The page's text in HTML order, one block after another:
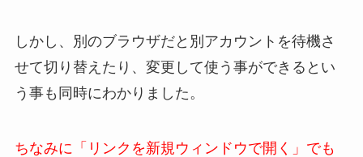
しかし、別のブラウザだと別アカウントを待機さ
せて切り替えたり、変更して使う事ができるとい
う事も同時にわかりました。
ちなみに「リンクを新規ウィンドウで開く」でも